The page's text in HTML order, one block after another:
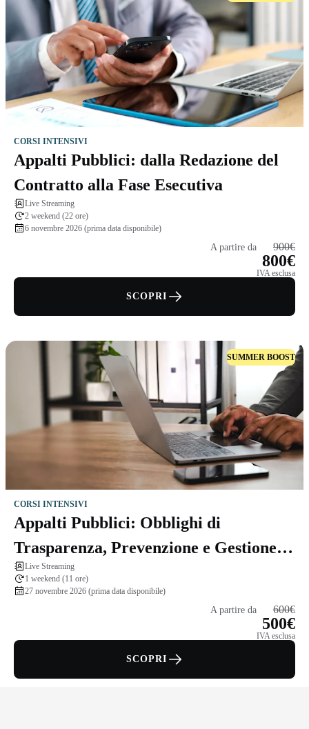
CORSI INTENSIVI
Appalti Pubblici: dalla Redazione del
Contratto alla Fase Esecutiva
Live Streaming
2 weekend (22 ore)
6 novembre 2026 (prima data disponibile)
A partire da 900€
800€
IVA esclusa
SCOPRI
SUMMER BOOST
CORSI INTENSIVI
Appalti Pubblici: Obblighi di
Trasparenza, Prevenzione e Gestione
del Contenzioso
Live Streaming
1 weekend (11 ore)
27 novembre 2026 (prima data disponibile)
A partire da 600€
500€
IVA esclusa
SCOPRI